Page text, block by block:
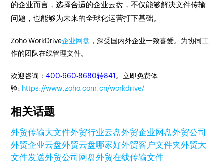
的企业而言，选择合适的企业云盘，不仅能够解决文件传输
问题，也能够为未来的全球化运营打下基础。
Zoho WorkDrive企业网盘 ，深受国内外企业一致喜爱。为协同工
作的团队在线管理文件。
欢迎咨询：400-660-8680转841 。立即免费体
验: https://www.zoho.com.cn/workdrive/
相关话题
外贸传输大文件外贸行业云盘外贸企业网盘外贸公司
外贸企业云盘外贸云盘哪家好外贸客户文件夹外贸大
文件发送外贸公司网盘外贸在线传输文件